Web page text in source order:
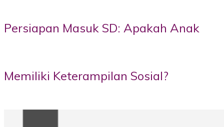
Persiapan Masuk SD: Apakah Anak
Memiliki Keterampilan Sosial?